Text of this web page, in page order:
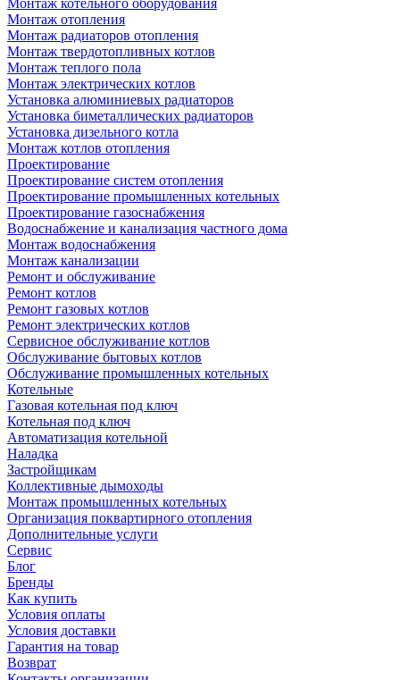
Монтаж котельного оборудования
Монтаж отопления
Монтаж радиаторов отопления
Монтаж твердотопливных котлов
Монтаж теплого пола
Монтаж электрических котлов
Установка алюминиевых радиаторов
Установка биметаллических радиаторов
Установка дизельного котла
Монтаж котлов отопления
Проектирование
Проектирование систем отопления
Проектирование промышленных котельных
Проектирование газоснабжения
Водоснабжение и канализация частного дома
Монтаж водоснабжения
Монтаж канализации
Ремонт и обслуживание
Ремонт котлов
Ремонт газовых котлов
Ремонт электрических котлов
Сервисное обслуживание котлов
Обслуживание бытовых котлов
Обслуживание промышленных котельных
Котельные
Газовая котельная под ключ
Котельная под ключ
Автоматизация котельной
Наладка
Застройщикам
Коллективные дымоходы
Монтаж промышленных котельных
Организация поквартирного отопления
Дополнительные услуги
Сервис
Блог
Бренды
Как купить
Условия оплаты
Условия доставки
Гарантия на товар
Возврат